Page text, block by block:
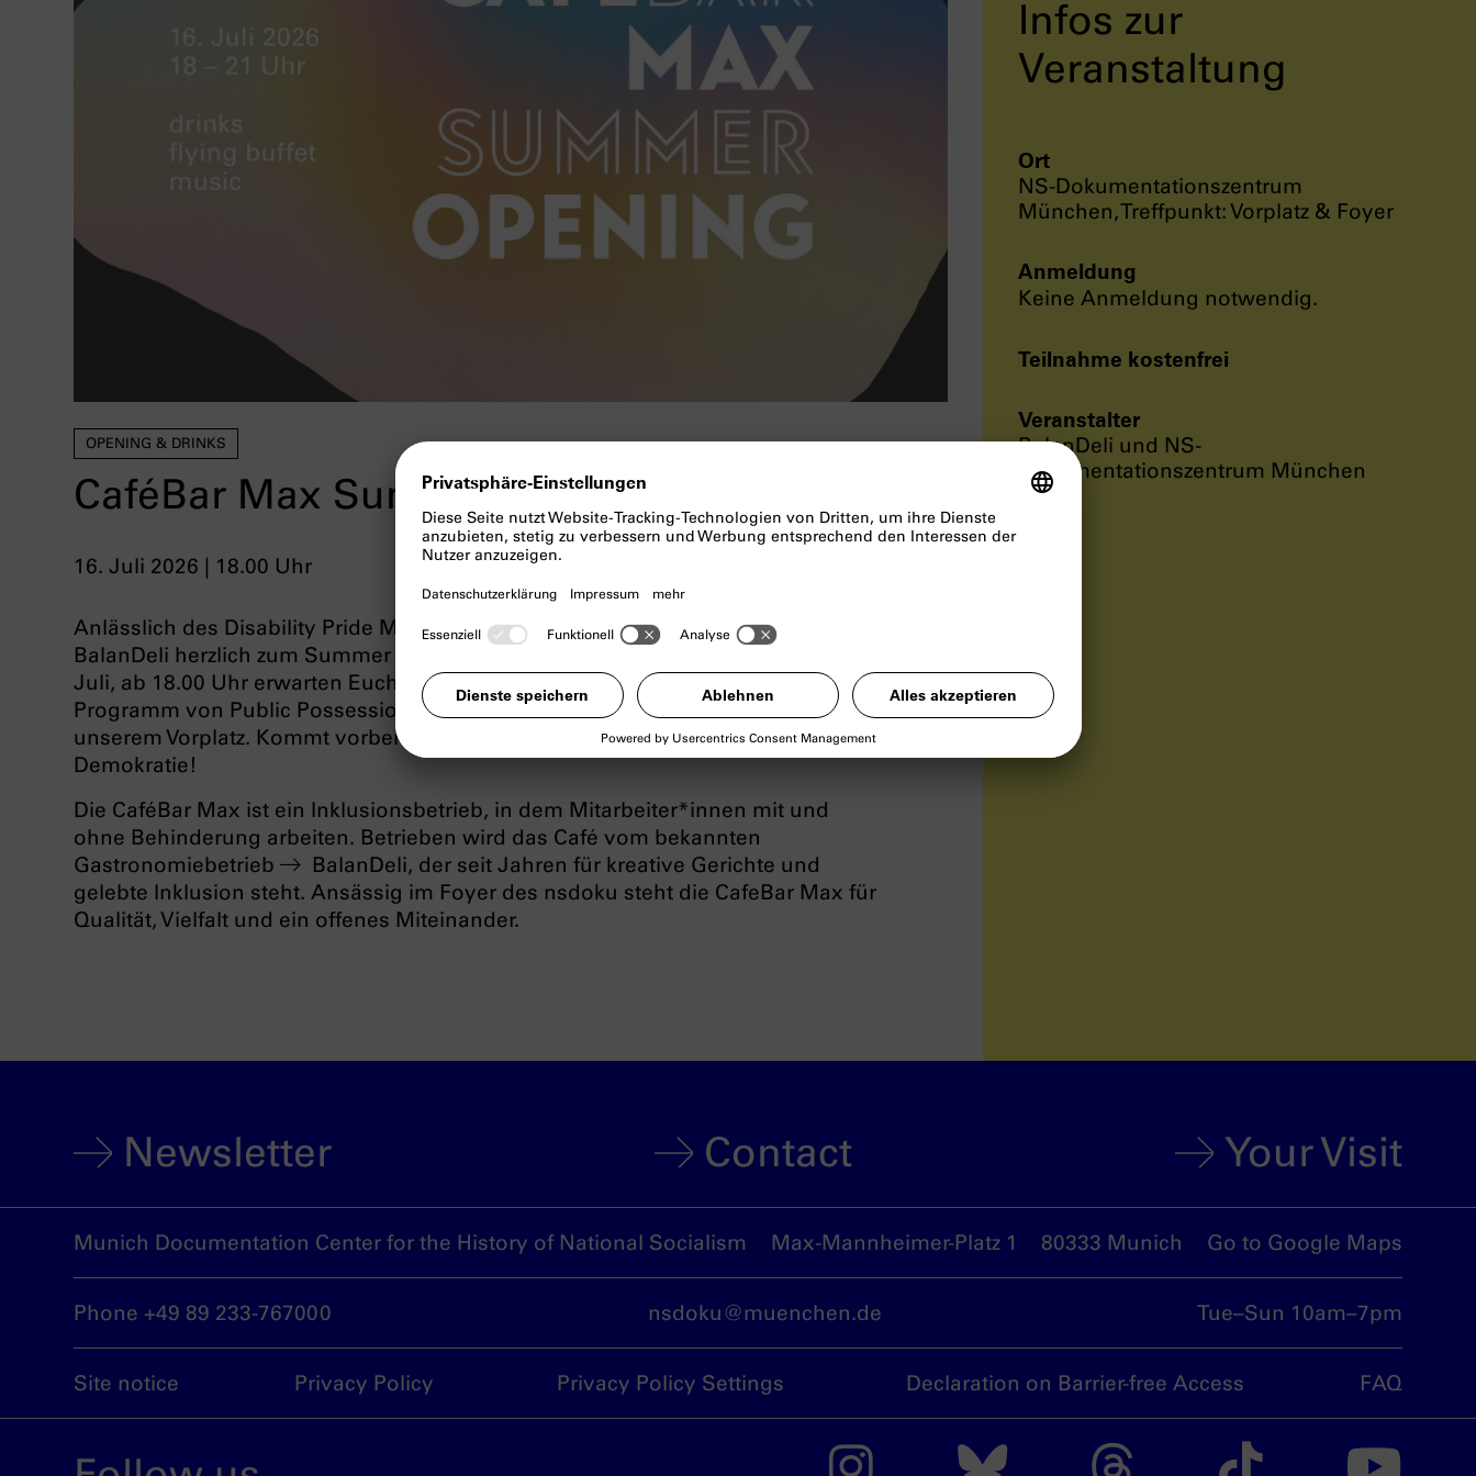
OPENING & DRINKS
CaféBar Max Summer Opening
16. Juli 2026 | 18.00 Uhr
Anlässlich des Disability Pride Month laden wir Euch gemeinsam mit dem
BalanDeli herzlich zum Summer Opening unserer
Juli, ab 18.00 Uhr erwarten Euch Drinks und Snacks sowie ein musikalisches
Programm von Public Possession – bei gutem Wetter natürlich draußen auf
unserem Vorplatz. Kommt vorbei und feiert mit uns Kunst, Kultur, Vielfalt und
Demokratie!
Die CaféBar Max ist ein Inklusionsbetrieb, in dem Mitarbeiter*innen mit und
ohne Behinderung arbeiten. Betrieben wird das Café vom bekannten
Gastronomiebetrieb
BalanDeli, der seit Jahren für kreative Gerichte und
gelebte Inklusion steht. Ansässig im Foyer des nsdoku steht die CafeBar Max für
Qualität, Vielfalt und ein offenes Miteinander.
Infos zur
Veranstaltung
Ort
NS-Dokumentationszentrum
München, Treffpunkt: Vorplatz & Foyer
Anmeldung
Keine Anmeldung notwendig.
Teilnahme kostenfrei
Veranstalter
BalanDeli und NS-
Dokumentationszentrum München
Newsletter Contact Your Visit
Munich Documentation Center for the History of National Socialism Max-Mannheimer-Platz 1 80333 Munich Go to Google Maps
Phone +49 89 233-767000 nsdoku@muenchen.de Tue–Sun 10am–7pm
Site notice Privacy Policy Privacy Policy Settings Declaration on Barrier-free Access FAQ